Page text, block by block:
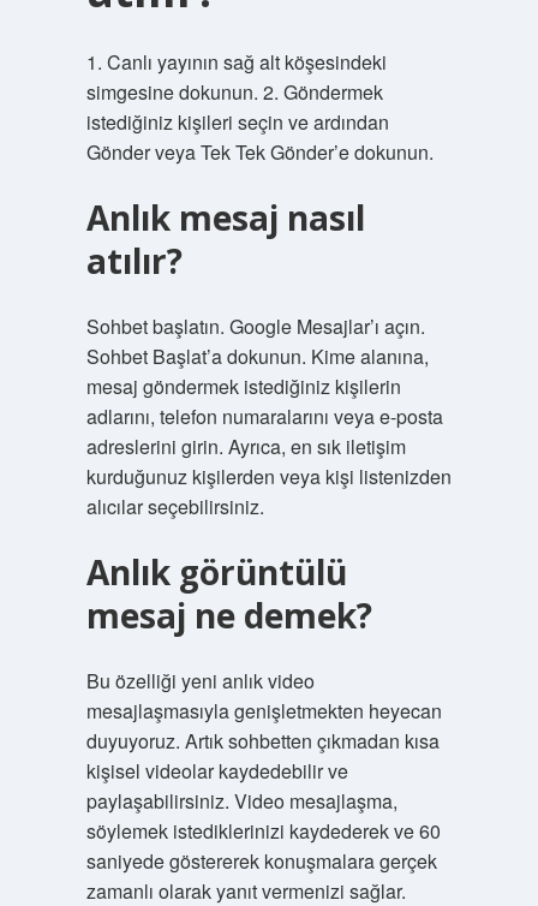
1. Canlı yayının sağ alt köşesindeki
simgesine dokunun. 2. Göndermek
istediğiniz kişileri seçin ve ardından
Gönder veya Tek Tek Gönder’e dokunun.
Anlık mesaj nasıl
atılır?
Sohbet başlatın. Google Mesajlar’ı açın.
Sohbet Başlat’a dokunun. Kime alanına,
mesaj göndermek istediğiniz kişilerin
adlarını, telefon numaralarını veya e-posta
adreslerini girin. Ayrıca, en sık iletişim
kurduğunuz kişilerden veya kişi listenizden
alıcılar seçebilirsiniz.
Anlık görüntülü
mesaj ne demek?
Bu özelliği yeni anlık video
mesajlaşmasıyla genişletmekten heyecan
duyuyoruz. Artık sohbetten çıkmadan kısa
kişisel videolar kaydedebilir ve
paylaşabilirsiniz. Video mesajlaşma,
söylemek istediklerinizi kaydederek ve 60
saniyede göstererek konuşmalara gerçek
zamanlı olarak yanıt vermenizi sağlar.